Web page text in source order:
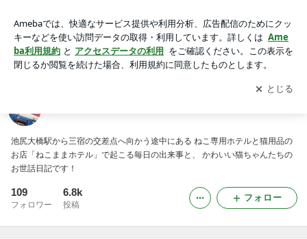
アプリをダウンロードして ブログの更新通知
を受け取りまし
ょう。
開く
池尻大橋駅から三宿の交差点へ向かう途中にある ねこ専用ホテルと猫用品の
お店「ねこままホテル」で起こる毎日の出来事と、 かわいい猫ちゃんたちの
お世話日記です！
109
フォロワー
6.8k
投稿
フォロー